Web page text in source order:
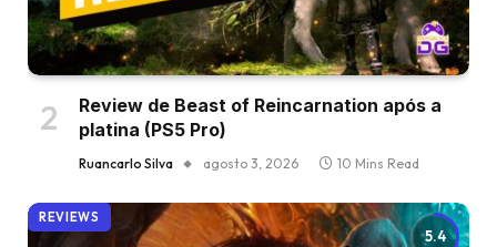
Review de Beast of Reincarnation após a
platina (PS5 Pro)
Ruancarlo Silva agosto 3, 2026 10 Mins Read
5.4
REVIEWS